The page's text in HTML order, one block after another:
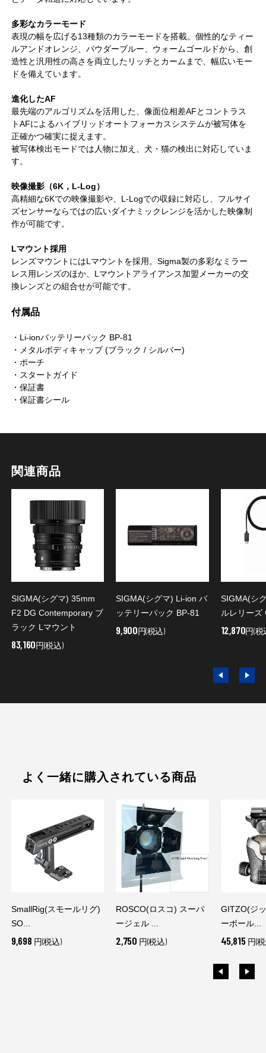
多彩なカラーモード
表現の幅を広げる13種類のカラーモードを搭載。個性的なティー
ルアンドオレンジ、パウダーブルー、ウォームゴールドから、創
造性と汎用性の高さを両立したリッチとカームまで、幅広いモー
ドを備えています。
進化したAF
最先端のアルゴリズムを活用した、像面位相差AFとコントラス
トAFによるハイブリッドオートフォーカスシステムが被写体を
正確かつ確実に捉えます。
被写体検出モードでは人物に加え、犬・猫の検出に対応していま
す。
映像撮影（6K，L-Log）
高精細な6Kでの映像撮影や、L-Logでの収録に対応し、フルサイ
ズセンサーならではの広いダイナミックレンジを活かした映像制
作が可能です。
Lマウント採用
レンズマウントにはLマウントを採用。Sigma製の多彩なミラー
レス用レンズのほか、Lマウントアライアンス加盟メーカーの交
換レンズとの組合せが可能です。
付属品
・Li-ionバッテリーパック BP-81
・メタルボディキャップ (ブラック / シルバー)
・ポーチ
・スタートガイド
・保証書
・保証書シール
関連商品
SIGMA(シグマ) 35mm
F2 DG Contemporary ブ
ラック Lマウント
83,160円(税込)
SIGMA(シグマ) Li-ion バ
ッテリーパック BP-81
9,900円(税込)
SIGMA(シ
ルレリーズ
12,870円(税
よく一緒に購入されている商品
SmallRig(スモールリグ)
SO...
9,698 円(税込)
ROSCO(ロスコ) スーパ
ージェル ...
2,750 円(税込)
GITZO(ジ
ーボール...
45,815 円(